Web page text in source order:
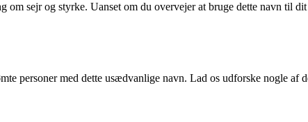
om sejr og styrke. Uanset om du overvejer at bruge dette navn til
personer med dette usædvanlige navn. Lad os udforske nogle af